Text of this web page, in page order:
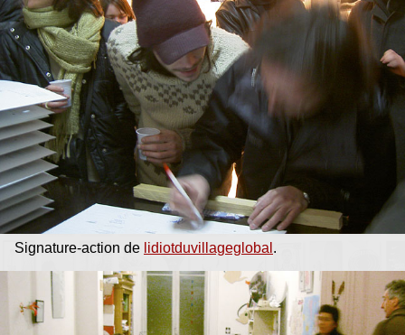
Signature-action de lidiotduvillageglobal .